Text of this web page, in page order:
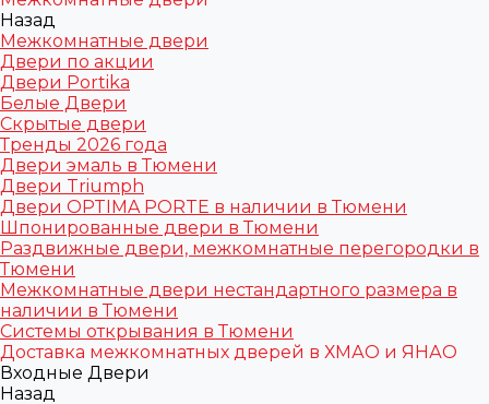
Назад
Межкомнатные двери
Двери по акции
Двери Portika
Белые Двери
Скрытые двери
Тренды 2026 года
Двери эмаль в Тюмени
Двери Triumph
Двери OPTIMA PORTE в наличии в Тюмени
Шпонированные двери в Тюмени
Раздвижные двери, межкомнатные перегородки в
Тюмени
Межкомнатные двери нестандартного размера в
наличии в Тюмени
Системы открывания в Тюмени
Доставка межкомнатных дверей в ХМАО и ЯНАО
Входные Двери
Назад